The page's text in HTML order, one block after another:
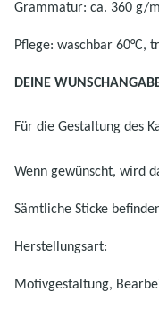
Grammatur: ca. 360 g/
Pflege: waschbar 60°C,
DEINE
Für die Gestaltung des
Wenn gewünscht, wird
Sämtliche Sticke
Herstellungsart:
Motivgestaltung,